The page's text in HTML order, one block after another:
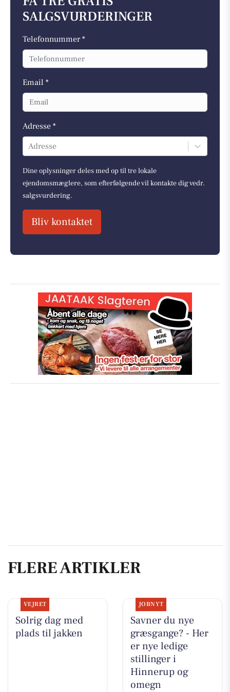
SALGSVURDERINGER
Telefonnummer *
Email *
Adresse *
Adresse
Dine oplysninger deles med op til tre lokale
ejendomsmæglere, som efterfølgende vil kontakte dig vedr.
salgsvurdering.
Bliv kontaktet
FLERE ARTIKLER
VEJRET
Solrig dag med
plads til jakken
JOBNYT
Savner du nye
græsgange? - Her
er nye ledige
stillinger i
Hinnerup og
omegn